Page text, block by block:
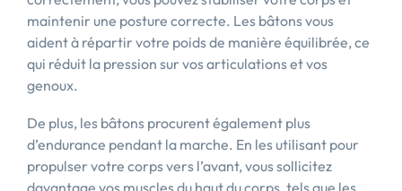
maintenir une posture correcte. Les bâtons vous
aident à répartir votre poids de manière équilibrée, ce
qui réduit la pression sur vos articulations et vos
genoux.
De plus, les bâtons procurent également plus
d’endurance pendant la marche. En les utilisant pour
propulser votre corps vers l’avant, vous sollicitez
davantage vos muscles du haut du corps, tels que les